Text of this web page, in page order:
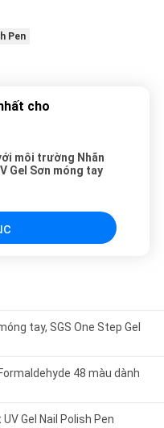
Pen
cho
môi trường Nhãn
Gel Sơn móng tay
tay, SGS One Step Gel
48 màu dành
Gel Nail Polish Pen